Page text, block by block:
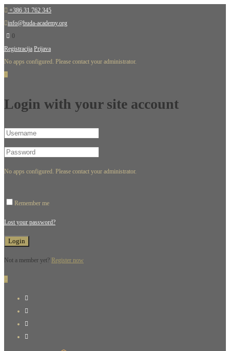
+386 31 762 345
info@buda-academy.org
0
Registracija Prijava
No apps configured. Please contact your administrator.
Login with your site account
No apps configured. Please contact your administrator.
Remember me
Lost your password?
Not a member yet? Register now